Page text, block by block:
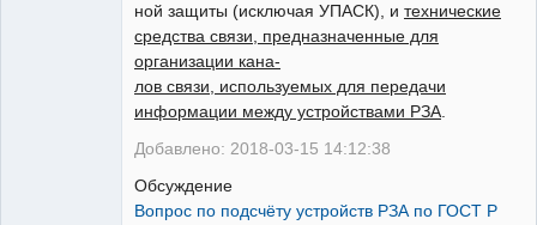
ной защиты (исключая УПАСК), и технические
средства связи, предназначенные для
организации кана-
лов связи, используемых для передачи
информации между устройствами РЗА.
Добавлено: 2018-03-15 14:12:38
Обсуждение
Вопрос по подсчёту устройств РЗА по ГОСТ Р